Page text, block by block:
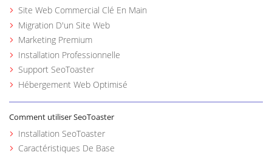
Site Web Commercial Clé En Main
Migration D'un Site Web
Marketing Premium
Installation Professionnelle
Support SeoToaster
Hébergement Web Optimisé
Comment utiliser SeoToaster
Installation SeoToaster
Caractéristiques De Base